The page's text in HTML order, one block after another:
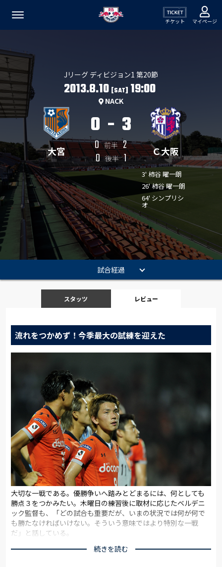
チケット マイページ
Jリーグ ディビジョン1 第20節
2013.8.10 [SAT] 19:00
NACK
大宮
0 - 3
0 前半 2
0 後半 1 Ｃ大阪
3' 柿谷 曜一朗
26' 柿谷 曜一朗
64' シンプリシ
オ
試合経過
スタッツ レビュー
流れをつかめず！今季最大の試練を迎えた
大切な一戦である。優勝争いへ踏みとどまるには、何としても
勝点３をつかみたい。木曜日の練習後に取材に応じたベルデニ
ック監督も、「どの試合も重要だが、いまの状況では何が何で
も勝たなければいけない。そういう意味ではより特別な一戦
だ」と話している。
勝負のポイントのひとつに、先制点があげられる。今シーズンの
続きを読む